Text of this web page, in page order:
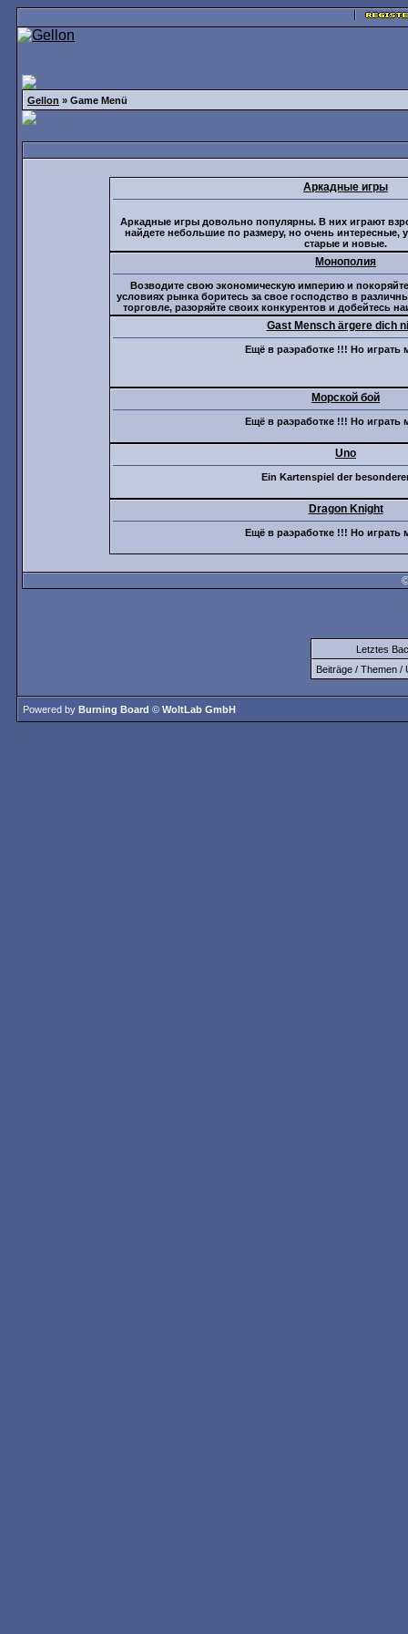
Gellon » Game Menü
Аркадные игры
Аркадные игры довольно популярны. В них играют
найдете небольшие по размеру, но очень интересные,
старые и новые.
Монополия
Возводите свою экономическую империю и
условиях рынка боритесь за свое господство в
торговле, разоряйте своих конкурентов и добейтесь
Gast Mensch ärgere dich
Ещё в раэработке !!! Но играть
Морской бой
Ещё в раэработке !!! Но играть
Uno
Ein Kartenspiel der
Dragon Knight
Ещё в раэработке !!! Но играть
Letztes
Beiträge / Themen /
Powered by Burning Board © WoltLab GmbH